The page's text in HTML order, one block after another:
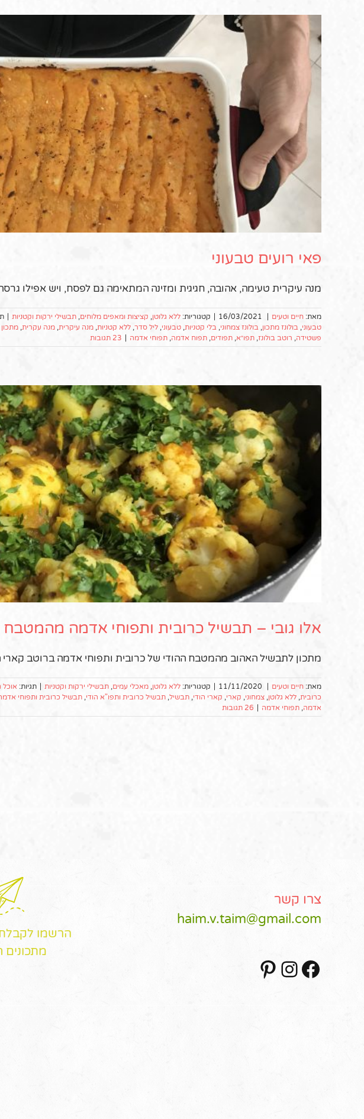
פאי רועים טבעוני
מנה עיקרית טעימה, אהובה, חגיגית ומזינה המתאימה גם לפסח, ויש אפילו
מאת: חיים וטעים |
16/03/2021
| קטגוריות: ללא גלוטן קציצות ומאפים מלוחים תבשילי ירקות וקטניות |
טבעוני בולונז מתכון בולונז צמחוני בלי קטניות טבעוני ליל סדר ללא קטניות מנה עיקרית מנה עקרית מתכון
פשטידה רוטב בולונז תפו״א תפודים תפוח אדמה תפוחי אדמה | 23 תגובות
אלו גובי – תבשיל כרובית ותפוחי אדמה מהמטבח
מתכון לתבשיל האהוב מהמטבח ההודי של כרובית ותפוחי אדמה ברוטב קארי
מאת: חיים וטעים 11/11/2020 קטגוריות: ללא גלוטן, מאכלי עמים, תבשילי ירקות וקטניות תגיות: אוכל
כרובית, ללא גלוטן, צמחוני, קארי, קארי הודי, תבשיל, תבשיל כרובית ותפו"א הודי, תבשיל כרובית ותפוחי
אדמה, תפוחי אדמה 26 תגובות
צרו קשר
haim.v.taim@gmail.com
Facebook
Instagram
הרשמו לקבלת